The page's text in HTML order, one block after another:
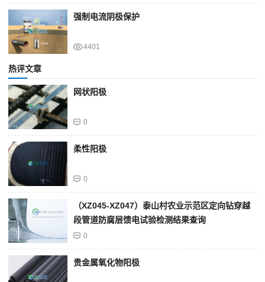
强制电流阴极保护
4401
热评文章
网状阳极
0
柔性阳极
0
（XZ045-XZ047）泰山村农业示范区定向钻穿越
段管道防腐层馈电试验检测结果查询
0
贵金属氧化物阳极